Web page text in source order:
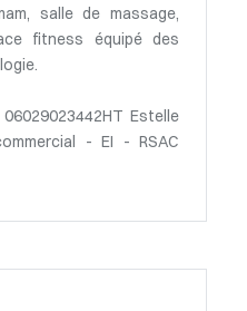
salle de massage,
fitness équipé des
Estelle
- EI - RSAC